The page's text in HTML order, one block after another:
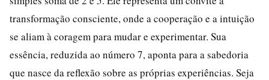
transformação consciente, onde a cooperação e a intuição
se aliam à coragem para mudar e experimentar. Sua
essência, reduzida ao número 7, aponta para a sabedoria
que nasce da reflexão sobre as próprias experiências. Seja